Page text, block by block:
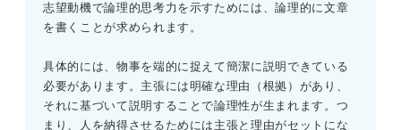
志望動機で論理的思考力を示すためには、論理的に文章
を書くことが求められます。
具体的には、物事を端的に捉えて簡潔に説明できている
必要があります。主張には明確な理由（根拠）があり、
それに基づいて説明することで論理性が生まれます。つ
まり、人を納得させるためには主張と理由がセットにな